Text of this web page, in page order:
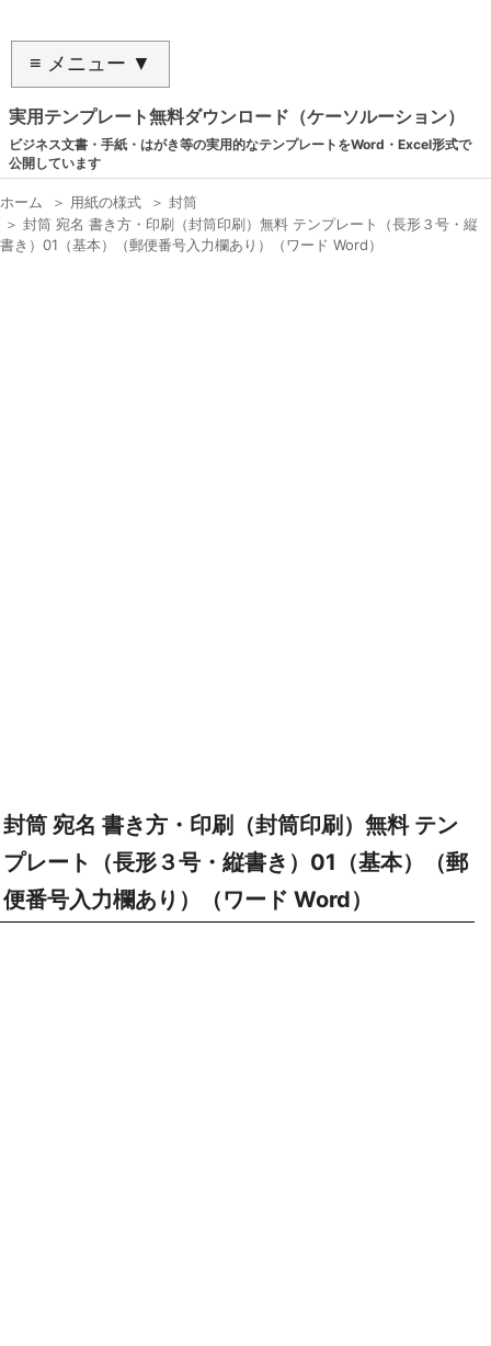
≡ メニュー ▼
実用テンプレート無料ダウンロード（ケーソルーション）
ビジネス文書・手紙・はがき等の実用的なテンプレートをWord・Excel形式で
公開しています
ホーム ＞ 用紙の様式 ＞ 封筒
＞ 封筒 宛名 書き方・印刷（封筒印刷）無料 テンプレート（長形３号・縦
書き）01（基本）（郵便番号入力欄あり）（ワード Word）
封筒 宛名 書き方・印刷（封筒印刷）無料 テン
プレート（長形３号・縦書き）01（基本）（郵
便番号入力欄あり）（ワード Word）